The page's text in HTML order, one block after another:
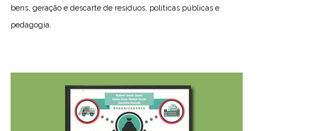
bens, geração e descarte de resíduos, políticas públicas e
pedagogia.